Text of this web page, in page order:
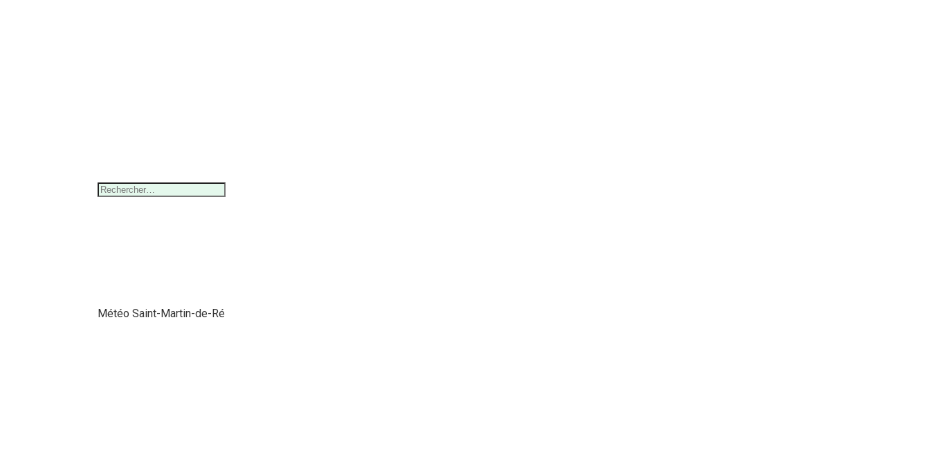
Rechercher :
Météo Saint-Martin-de-Ré